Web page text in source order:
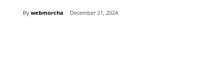
By webmorcha December 21, 2024